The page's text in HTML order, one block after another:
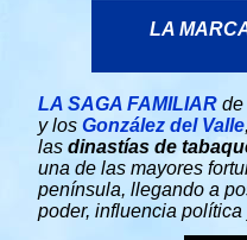
LA
LA SAGA FAMILIAR de
y los González del Valle
las dinastías de
una de las mayores
península, llegando a
poder, influencia